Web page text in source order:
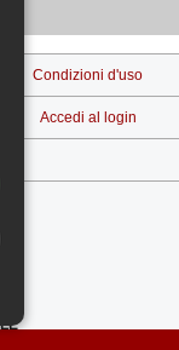
Condizioni d'uso
Accedi al login